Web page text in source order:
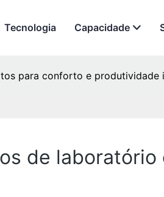
Tecnologia Capacidade
para conforto e produtividade
de